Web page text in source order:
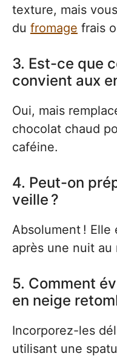
texture, mais
du fromage frais
3. Est-ce que
convient aux
Oui, mais
chocolat chaud
caféine.
4. Peut-on
veille ?
Absolument !
après une nuit au
5. Comment
en neige
Incorporez-les
utilisant une